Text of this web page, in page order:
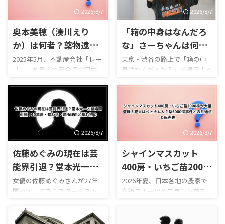
2026/8/7
奥本美穂（湊川えり
か）は何者？薬物逮捕
も現在は不起訴！レー
サム田中剛との事件・
元レースクイーン経歴
2025年5月、不動産会社「レー
サム」創業者で元会長の田中
剛氏とともに違法薬物を所持
した疑いで逮捕され、一気に
名前が知られることになった
奥本美穂さん。 逮捕時の映像
がテレビやSNSで拡散すると、
「美人すぎる容疑者は誰？」
「奥本美穂って何者？」 「湊
川えりかと同一人物？」 「元
レースクイーン？」 「六本木
サム田中剛とはどんな関
係？」 と注目を集めました。
ところが、この事件には大き
な「その後」があります。 奥
2026/8/7
「箱の中身はなんだろ
な」さーちゃんは何
者？胸を触らせ書類送
検！顔・本名・TikTok
収益1000万円の実態
東京・渋谷の路上で「箱の中
身はなんだろな？」と通行人へ
声をかけ、段ボール箱の中に手
せる――。 そんな刺激的なTikTok
企画を繰り返していた男女3人
が、東京都迷惑防止条例違反
の疑いで書類送検され、大き
な話題になりました。 中心人
物として注目されているの
が、SNSで**「さーちゃん」**
す。 警視庁によると、女性と
男性2人は渋谷区の路上で、女
開いた段ボール箱をかぶり、通
2026/8/7
佐藤めぐみの現在は芸
能界引退？堂本光一と
結婚間近説！10年愛・
匂わせ・退所理由と馴
れ初め
女優の佐藤めぐみさんが27年
間所属してきたスターダスト
プロモーションを退所したこ
とで、2026年現在も、 「佐藤
2026/8/7
シャインマスカット
400房・いちご苗2000
株が大量盗難！犯人は
ベトナム人？梨5000個
2026年夏、日本各地の農家で
高級フルーツやブランド苗を
狙った大規模な盗難事件が相